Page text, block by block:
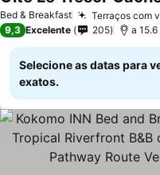
Bed & Breakfast Terraços com
9,3 Excelente 205 a
Selecione as datas para
exatos.